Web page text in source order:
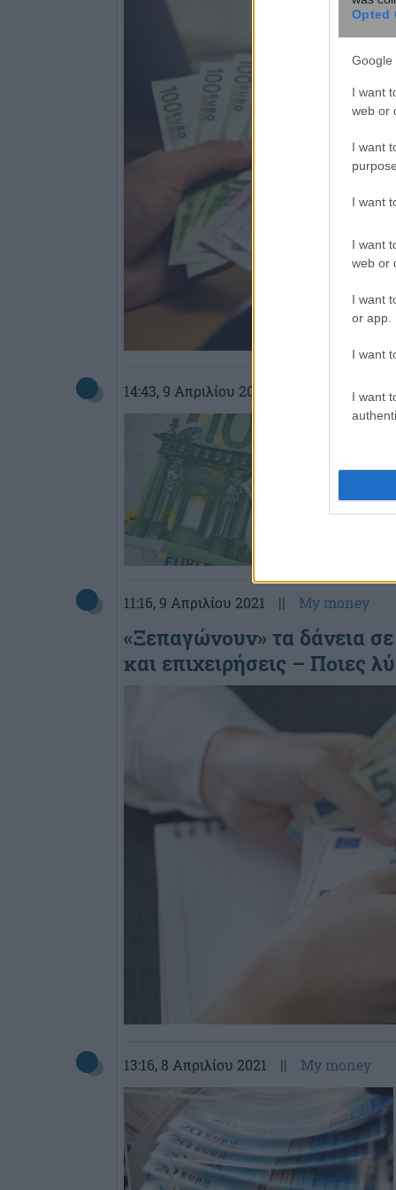
Opted
Google
I want
web or
I want
I want
I want
web or
I want
or app.
I want
I want
14:43, 9 Απριλίου 2021 Οικονομία
11:16, 9 Απριλίου 2021 || My money
«Ξεπαγώνουν» τα δάνεια
και επιχειρήσεις – Ποιες
13:16, 8 Απριλίου 2021 || My money